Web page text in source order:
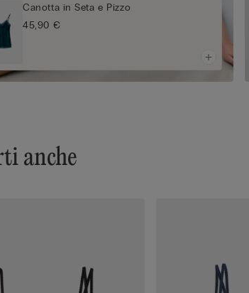
Canotta in Seta e Pizzo
45,90 €
anche